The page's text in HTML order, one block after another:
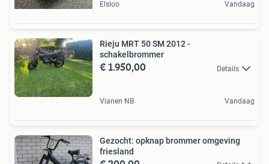
Elsloo Vandaag
Rieju MRT 50 SM 2012 -
schakelbrommer
€ 1.950,00 Details
Vianen NB Vandaag
Gezocht: opknap brommer omgeving
friesland